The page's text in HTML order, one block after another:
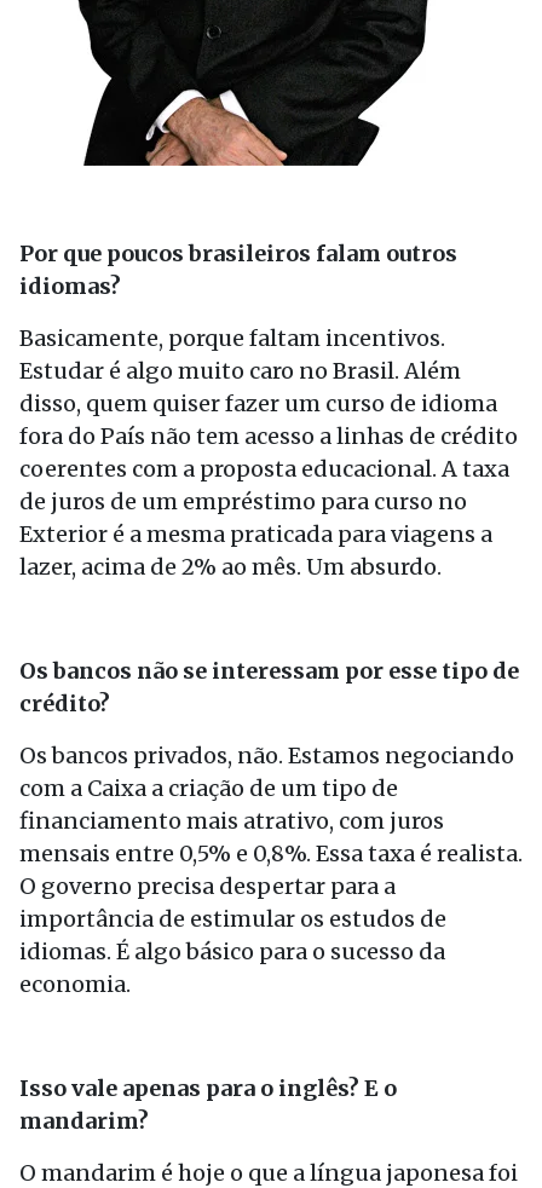
Por que poucos brasileiros falam outros
idiomas?
Basicamente, porque faltam incentivos.
Estudar é algo muito caro no Brasil. Além
disso, quem quiser fazer um curso de idioma
fora do País não tem acesso a linhas de crédito
coerentes com a proposta educacional. A taxa
de juros de um empréstimo para curso no
Exterior é a mesma praticada para viagens a
lazer, acima de 2% ao mês. Um absurdo.
Os bancos não se interessam por esse tipo de
crédito?
Os bancos privados, não. Estamos negociando
com a Caixa a criação de um tipo de
financiamento mais atrativo, com juros
mensais entre 0,5% e 0,8%. Essa taxa é realista.
O governo precisa despertar para a
importância de estimular os estudos de
idiomas. É algo básico para o sucesso da
economia.
Isso vale apenas para o inglês? E o
mandarim?
O mandarim é hoje o que a língua japonesa foi